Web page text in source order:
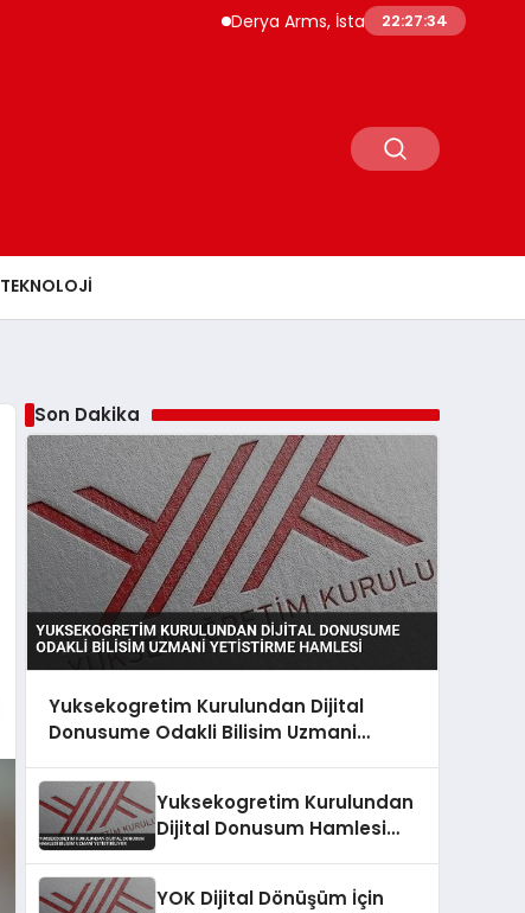
Derya Arms, İstanbul Prohunt 2026’da
22:27:35
TEKNOLOJI
Son Dakika
Yuksekogretim Kurulundan Dijital
Donusume Odakli Bilisim Uzmani
Yuksekogretim Kurulundan
Dijital Donusum Hamlesi
YOK Dijital Dönüşüm İçin